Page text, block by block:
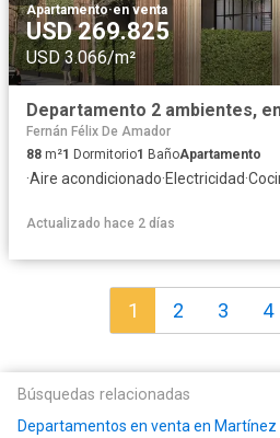
Apartamento·en venta
USD 269.825
USD 3.066/m²
Departamento 2 ambientes,
Fernán Félix De Amador
88 m²1 Dormitorio1 BañoApartamento
·Aire acondicionado·Electricidad·
Actualizado hace 2 días
1 2 3 4
Búsquedas relacionadas
Departamentos en venta en Martínez